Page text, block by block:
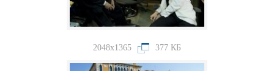
2048x1365 377 КБ